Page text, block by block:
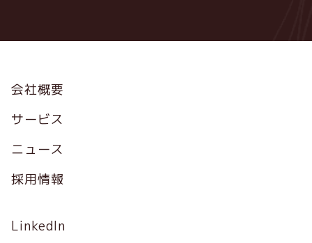
Footer
会社概要
サービス
ニュース
採用情報
Social
Profile
LinkedIn